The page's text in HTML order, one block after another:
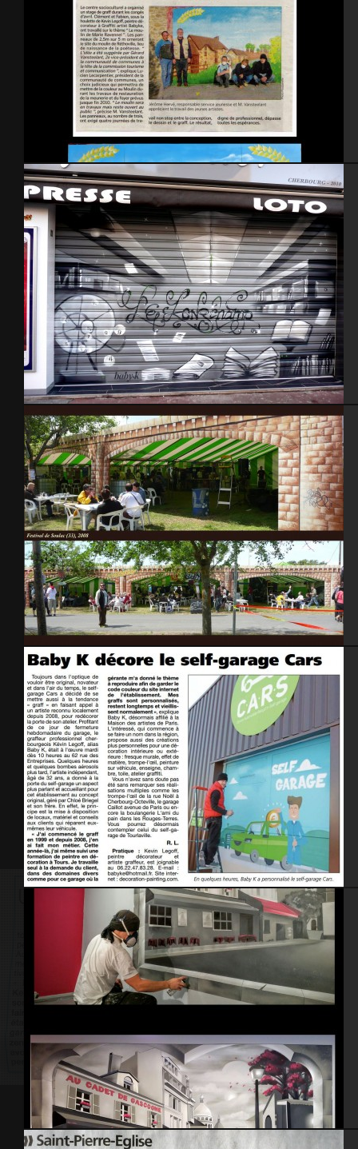
Saint pierre 2010
Cherbourg 2010
Festival de Soulac 2008
La Presse de la Manche – Avril 2015
Salon de coiffure.